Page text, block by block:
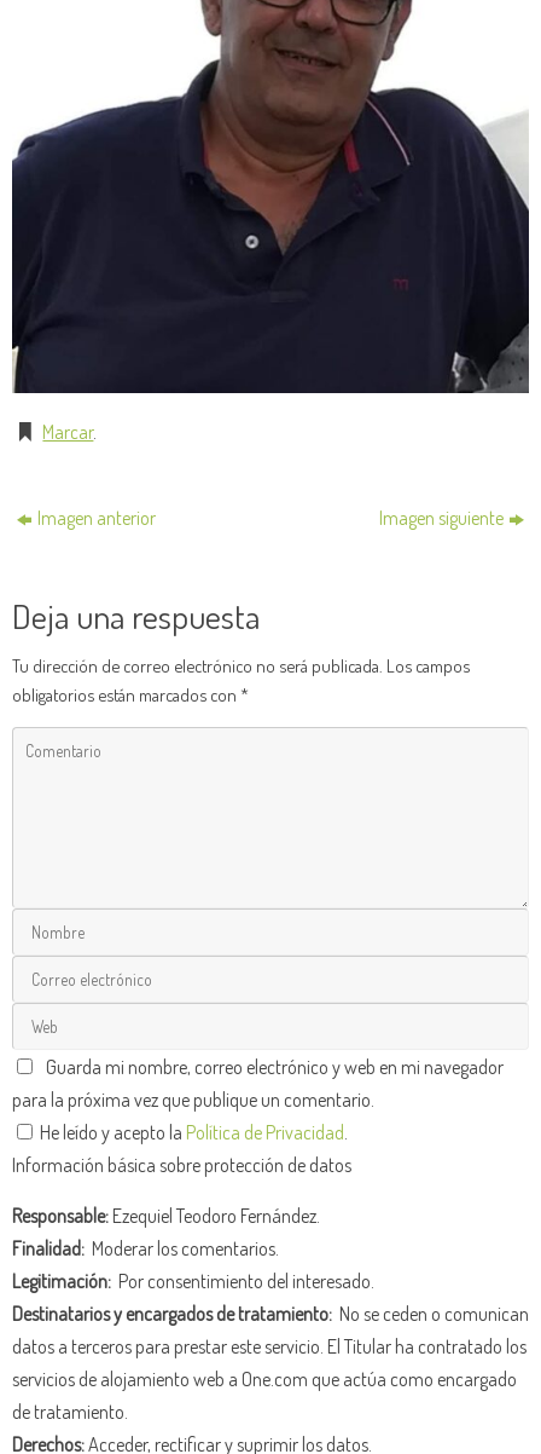
Marcar.
Imagen anterior Imagen siguiente
Deja una respuesta
Tu dirección de correo electrónico no será publicada. Los campos
obligatorios están marcados con *
Guarda mi nombre, correo electrónico y web en mi navegador
para la próxima vez que publique un comentario.
He leído y acepto la Política de Privacidad
Información básica sobre protección de datos
Responsable:Ezequiel Teodoro Fernández.
Finalidad: Moderar los comentarios.
Legitimación: Por consentimiento del interesado.
Destinatarios y encargados de tratamiento: No se ceden o comunican
datos a terceros para prestar este servicio. El Titular ha contratado los
servicios de alojamiento web a One.com que actúa como encargado
de tratamiento.
Derechos:Acceder, rectificar y suprimir los datos.